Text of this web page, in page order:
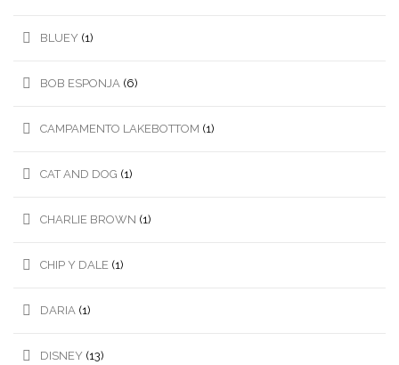
BLUEY (1)
BOB ESPONJA (6)
CAMPAMENTO LAKEBOTTOM (1)
CAT AND DOG (1)
CHARLIE BROWN (1)
CHIP Y DALE (1)
DARIA (1)
DISNEY (13)